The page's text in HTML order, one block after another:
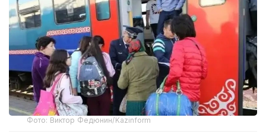
Фото: Виктор Федюнин/Kazinform